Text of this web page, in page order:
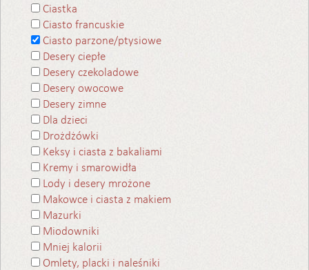
Ciastka
Ciasto francuskie
Ciasto parzone/ptysiowe
Desery ciepłe
Desery czekoladowe
Desery owocowe
Desery zimne
Dla dzieci
Drożdżówki
Keksy i ciasta z bakaliami
Kremy i smarowidła
Lody i desery mrożone
Makowce i ciasta z makiem
Mazurki
Miodowniki
Mniej kalorii
Omlety, placki i naleśniki